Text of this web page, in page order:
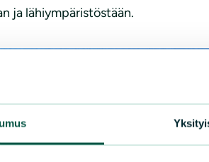
ja lähiympäristöstään.